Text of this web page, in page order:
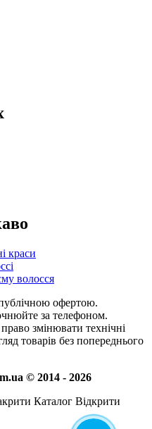
краси
волосся
офертою.
за телефоном.
змінювати технічні
товарів без попереднього
© 2014 - 2026
Каталог Відкрити